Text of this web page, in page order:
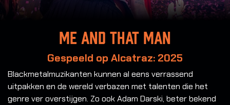
Me And That Man
Gespeeld op Alcatraz: 2025
Blackmetalmuzikanten kunnen al eens verrassend
uitpakken en de wereld verbazen met talenten die het
genre ver overstijgen. Zo ook Adam Darski, beter bekend